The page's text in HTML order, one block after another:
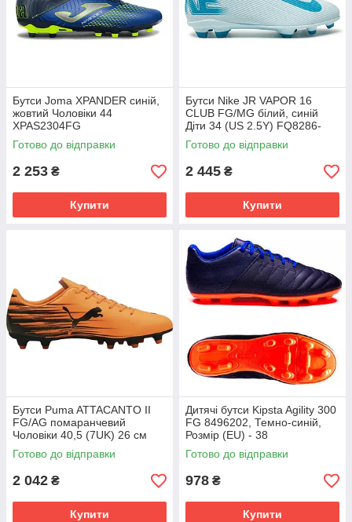
Бутси Joma XPANDER синій,
жовтий Чоловіки 44
XPAS2304FG
Готово до відправки
2 253 ₴
Купити
Бутси Nike JR VAPOR 16
CLUB FG/MG білий, синій
Діти 34 (US 2.5Y) FQ8286-
400
Готово до відправки
2 445 ₴
Купити
Бутси Puma ATTACANTO II
FG/AG помаранчевий
Чоловіки 40,5 (7UK) 26 см
108493-04
Готово до відправки
2 042 ₴
Купити
Дитячі бутси Kipsta Agility 300
FG 8496202, Темно-синій,
Розмір (EU) - 38
Готово до відправки
978 ₴
Купити